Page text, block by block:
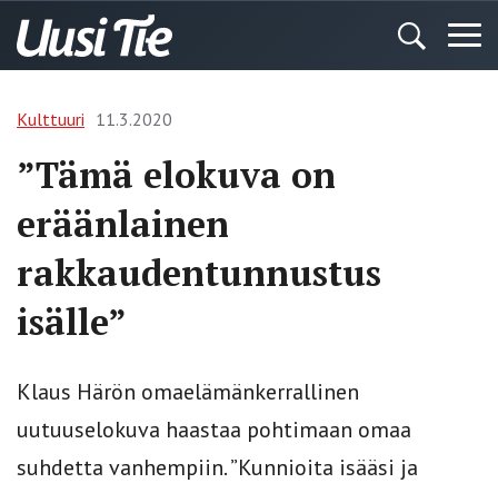
Kulttuuri 11.3.2020
”Tämä elokuva on
eräänlainen
rakkaudentunnustus
isälle”
Klaus Härön omaelämänkerrallinen
uutuuselokuva haastaa pohtimaan omaa
suhdetta vanhempiin. ”Kunnioita isääsi ja